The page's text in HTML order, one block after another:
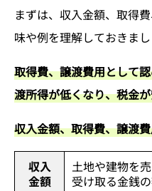
まずは、収入金額、取得
味や例を理解しておきまし
取得費、譲渡費用として
渡所得が低くなり、税金
収入金額、取得費、譲渡
収入
金額
土地や建物を
受け取る金銭